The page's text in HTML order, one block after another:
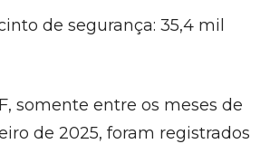
de segurança: 35,4 mil
somente entre os meses de
de 2025, foram registrados